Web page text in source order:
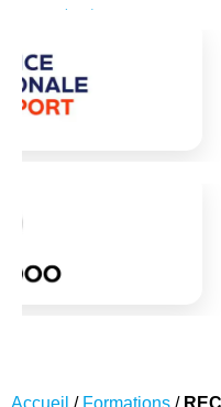
Accueil / Formations /